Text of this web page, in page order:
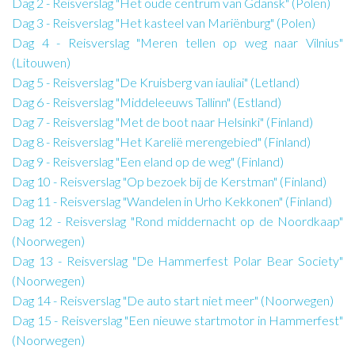
Dag 3 - Reisverslag "Het kasteel van Mariënburg" (Polen)
Dag 4 - Reisverslag "Meren tellen op weg naar Vilnius"
(Litouwen)
Dag 5 - Reisverslag "De Kruisberg van iauliai" (Letland)
Dag 6 - Reisverslag "Middeleeuws Tallinn" (Estland)
Dag 7 - Reisverslag "Met de boot naar Helsinki" (Finland)
Dag 8 - Reisverslag "Het Karelië merengebied" (Finland)
Dag 9 - Reisverslag "Een eland op de weg" (Finland)
Dag 10 - Reisverslag "Op bezoek bij de Kerstman" (Finland)
Dag 11 - Reisverslag "Wandelen in Urho Kekkonen" (Finland)
Dag 12 - Reisverslag "Rond middernacht op de Noordkaap"
(Noorwegen)
Dag 13 - Reisverslag "De Hammerfest Polar Bear Society"
(Noorwegen)
Dag 14 - Reisverslag "De auto start niet meer" (Noorwegen)
Dag 15 - Reisverslag "Een nieuwe startmotor in Hammerfest"
(Noorwegen)